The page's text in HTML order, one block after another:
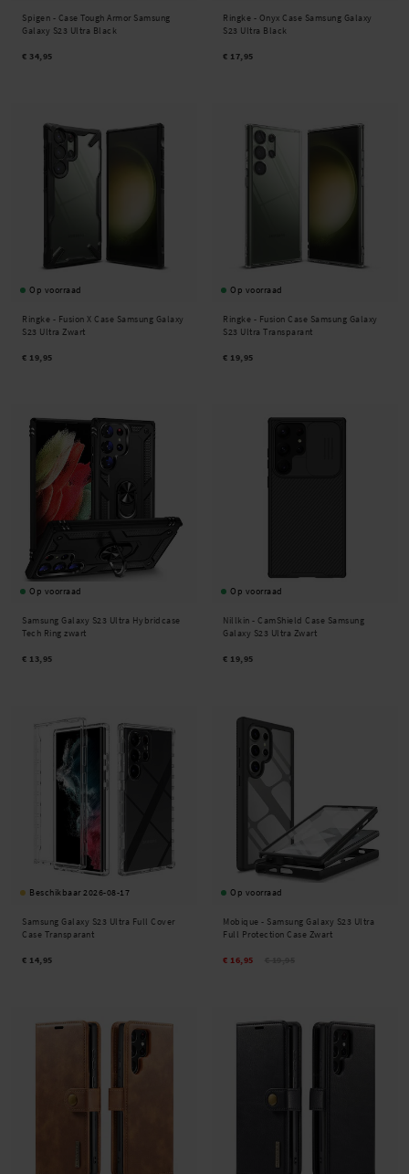
Spigen - Case Tough Armor Samsung
Galaxy S23 Ultra Black
€ 34,95
Ringke - Onyx Case Samsung Galaxy
S23 Ultra Black
€ 17,95
Op voorraad
Ringke - Fusion X Case Samsung Galaxy
S23 Ultra Zwart
€ 19,95
Op voorraad
Ringke - Fusion Case Samsung Galaxy
S23 Ultra Transparant
€ 19,95
Op voorraad
Samsung Galaxy S23 Ultra Hybridcase
Tech Ring zwart
€ 13,95
Op voorraad
Nillkin - CamShield Case Samsung
Galaxy S23 Ultra Zwart
€ 19,95
Beschikbaar 2026-08-17
Samsung Galaxy S23 Ultra Full Cover
Case Transparant
€ 14,95
Op voorraad
Mobique - Samsung Galaxy S23 Ultra
Full Protection Case Zwart
€ 16,95